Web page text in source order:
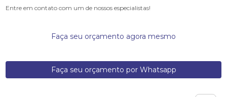
Entre em contato com um de nossos especialistas!
Faça seu orçamento agora mesmo
Faça seu orçamento por Whatsapp